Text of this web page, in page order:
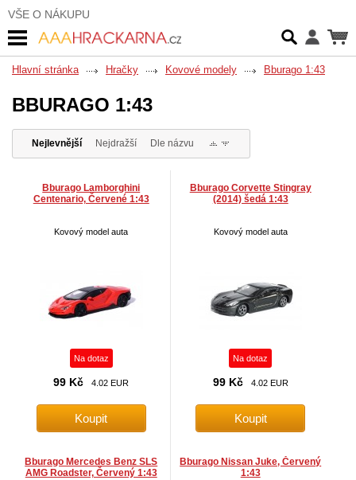
VŠE O NÁKUPU
Hlavní stránka Hračky Kovové modely Bburago 1:43
BBURAGO 1:43
Nejlevnější Nejdražší Dle názvu
Bburago Lamborghini
Centenario, Červené 1:43
Kovový model auta
Na dotaz
99 Kč 4.02 EUR
Bburago Corvette Stingray
(2014) šedá 1:43
Kovový model auta
Na dotaz
99 Kč 4.02 EUR
Bburago Mercedes Benz SLS
AMG Roadster, Červený 1:43
Bburago Nissan Juke, Červený
1:43